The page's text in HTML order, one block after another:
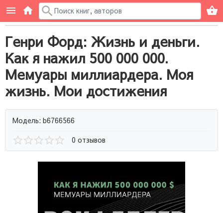
Генри Форд: Жизнь и деньги.
Как я нажил 500 000 000.
Мемуары миллиардера. Моя
жизнь. Мои достижения
Модель: b6766566
0 отзывов